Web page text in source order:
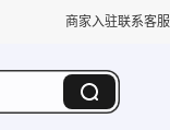
商家入驻联系客服